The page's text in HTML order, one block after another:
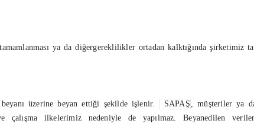
tamamlanması ya da diğergereklilikler ortadan kalktığında
üzerine beyan ettiği şekilde işlenir. SAPAŞ , müşteriler ya
çalışma ilkelerimiz nedeniyle de yapılmaz. Beyanedilen